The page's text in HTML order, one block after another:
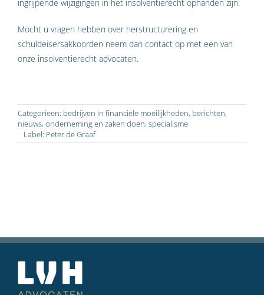
ingrijpende wijzigingen in het insolventierecht ophanden zijn.
Mocht u vragen hebben over herstructurering en
schuldeisersakkoorden neem dan contact op met een van
onze insolventierecht advocaten.
Categorieën: bedrijven in financiële moeilijkheden, berichten,
nieuws, onderneming en zaken doen, specialisme
Label: Peter de Graaf